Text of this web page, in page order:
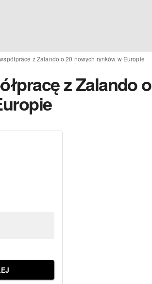
z Zalando o 20 nowych rynków w Europie
z Zalando o